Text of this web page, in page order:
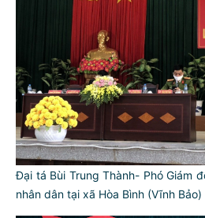
Đại tá Bùi Trung Thành- Phó Giám
nhân dân tại xã Hòa Bình (Vĩnh Bảo)